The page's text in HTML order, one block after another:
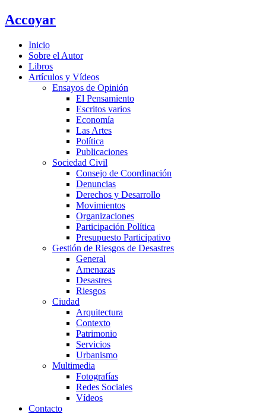
Ir
al
Accoyar
Inicio
Sobre el Autor
Libros
Artículos y Vídeos
Ensayos de Opinión
El Pensamiento
Escritos varios
Economía
Las Artes
Política
Publicaciones
Sociedad Civil
Consejo de Coordinación
Denuncias
Derechos y Desarrollo
Movimientos
Organizaciones
Participación Política
Presupuesto Participativo
Gestión de Riesgos de Desastres
General
Amenazas
Desastres
Riesgos
Ciudad
Arquitectura
Contexto
Patrimonio
Servicios
Urbanismo
Multimedia
Fotografías
Redes Sociales
Vídeos
Contacto